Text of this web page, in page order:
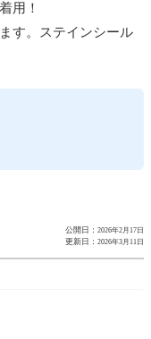
用！
す。ステインシール
公開日： 2026年2月17日
更新日： 2026年3月11日